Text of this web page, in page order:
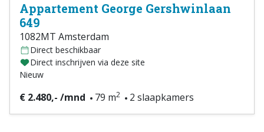
Appartement George Gershwinlaan
649
1082MT Amsterdam
Direct beschikbaar
Direct inschrijven via deze site
Nieuw
€ 2.480,- /mnd 79 m2 2 slaapkamers